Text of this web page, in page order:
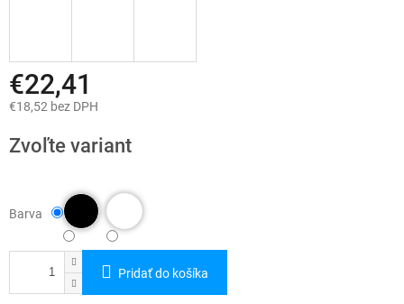
€22,41
€18,52 bez DPH
cena:
Zvoľte variant
Barva
Pridať do košíka